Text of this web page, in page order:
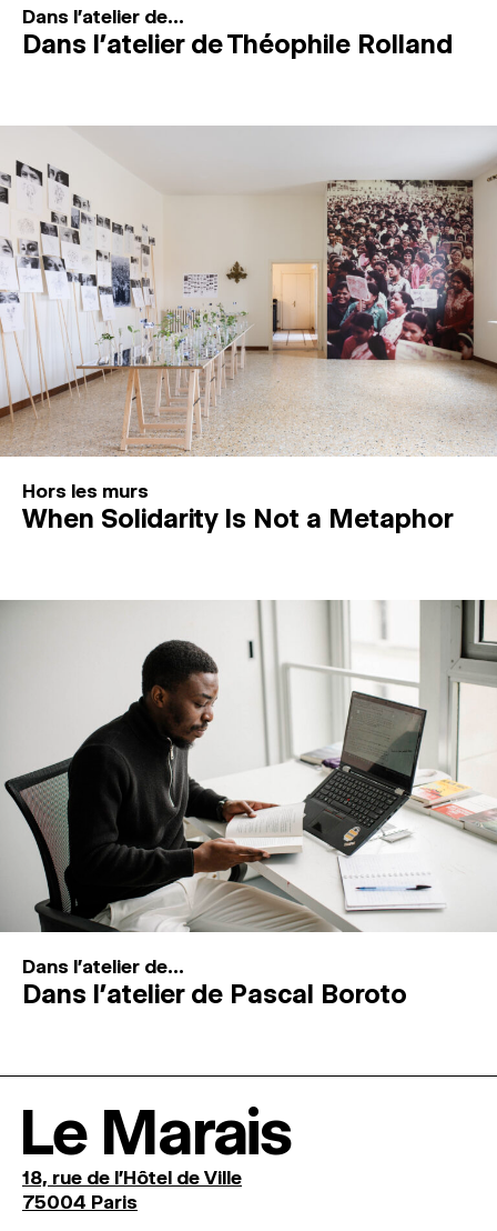
Dans l'atelier de...
Dans l’atelier de Théophile Rolland
Hors les murs
When Solidarity Is Not a Metaphor
Dans l'atelier de...
Dans l’atelier de Pascal Boroto
Le Marais
18, rue de l'Hôtel de Ville
75004 Paris